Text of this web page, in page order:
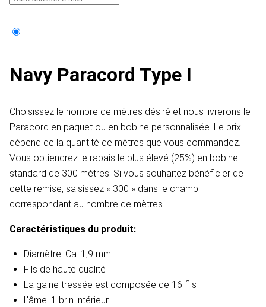
Navy Paracord Type I
Choisissez le nombre de mètres désiré et nous livrerons le
Paracord en paquet ou en bobine personnalisée. Le prix
dépend de la quantité de mètres que vous commandez.
Vous obtiendrez le rabais le plus élevé (25%) en bobine
standard de 300 mètres. Si vous souhaitez bénéficier de
cette remise, saisissez « 300 » dans le champ
correspondant au nombre de mètres.
Caractéristiques du produit:
Diamètre: Ca. 1,9 mm
Fils de haute qualité
La gaine tressée est composée de 16 fils
L'âme: 1 brin intérieur